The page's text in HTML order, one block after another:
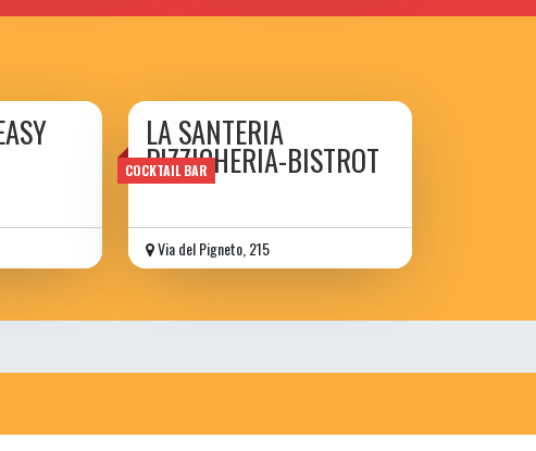
COCKTAIL BAR
LA SANTERIA
PIZZICHERIA-BISTROT
Via del Pigneto, 215